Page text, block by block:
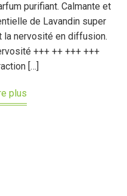
purifiant. Calmante et
de Lavandin super
nervosité en diffusion.
+++ ++ +++ +++
[…]
plus